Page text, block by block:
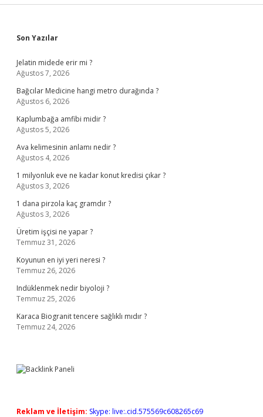
Sidebar
Son Yazılar
Jelatin midede erir mi ?
Ağustos 7, 2026
Bağcılar Medicine hangi metro durağında ?
Ağustos 6, 2026
Kaplumbağa amfibi midir ?
Ağustos 5, 2026
Ava kelimesinin anlamı nedir ?
Ağustos 4, 2026
1 milyonluk eve ne kadar konut kredisi çıkar ?
Ağustos 3, 2026
1 dana pirzola kaç gramdır ?
Ağustos 3, 2026
Üretim işçisi ne yapar ?
Temmuz 31, 2026
Koyunun en iyi yeri neresi ?
Temmuz 26, 2026
Indüklenmek nedir biyoloji ?
Temmuz 25, 2026
Karaca Biogranit tencere sağlıklı mıdır ?
Temmuz 24, 2026
Reklam ve İletişim: Skype: live:.cid.575569c608265c69